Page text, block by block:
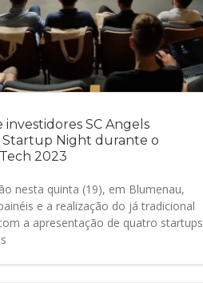
SC Angels
Startup Night durante o
2023
nesta quinta (19), em Blumenau,
e a realização do já tradicional
a apresentação de quatro startups